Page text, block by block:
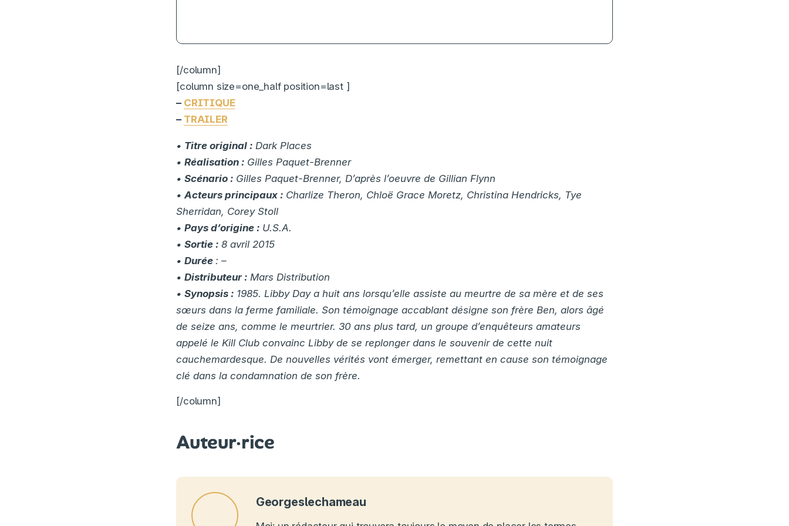
[/column]
[column size=one_half position=last ]
– CRITIQUE
– TRAILER
• Titre original : Dark Places
•Réalisation : Gilles Paquet-Brenner
•Scénario : Gilles Paquet-Brenner, D’après l’oeuvre de Gillian Flynn
•Acteurs principaux : Charlize Theron, Chloë Grace Moretz, Christina Hendricks, Tye
Sherridan, Corey Stoll
•Pays d’origine : U.S.A.
•Sortie : 8 avril 2015
•Durée: –
•Distributeur : Mars Distribution
•Synopsis : 1985. Libby Day a huit ans lorsqu’elle assiste au meurtre de sa mère et de ses
sœurs dans la ferme familiale. Son témoignage accablant désigne son frère Ben, alors âgé
de seize ans, comme le meurtrier. 30 ans plus tard, un groupe d’enquêteurs amateurs
appelé le Kill Club convainc Libby de se replonger dans le souvenir de cette nuit
cauchemardesque. De nouvelles vérités vont émerger, remettant en cause son témoignage
clé dans la condamnation de son frère.
[/column]
Auteur·rice
Georgeslechameau